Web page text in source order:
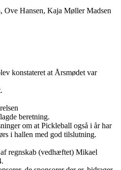
Ove Hansen, Kaja Møller Madsen
konstateret at Årsmødet var
beretning.
om at Pickleball også i år har
i hallen med god tilslutning.
regnskab (vedhæftet) Mikael